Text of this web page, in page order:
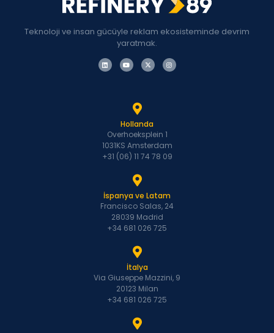
Teknoloji ve insan gücüyle reklam ekosisteminde devrim
yaratmak.
Hollanda
Overhoeksplein 1
1031KS Amsterdam
+31 (06) 11 74 78 09
İspanya ve Latam
Francisco Salas, 24
28039 Madrid
+34 681 026 725
İtalya
Via Giuseppe Mazzini, 9
20123 Milan
+34 681 026 725